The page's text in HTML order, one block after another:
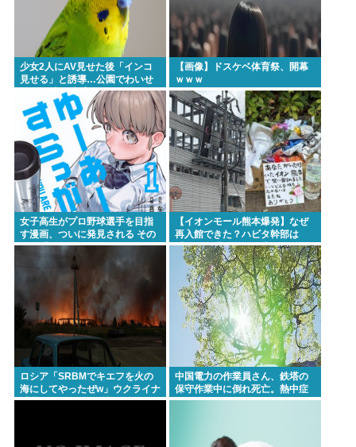
少女2人にAV見せた後「インコ
見せる」と誘導…公園でわいせ
つ 75歳男逮捕
【画像】ドスケベ体育祭、開幕
ｗｗｗ
女子高生がプロ野球選手を目指
す漫画、ついに発見される その
名も「ゆーあーすらっがー」
【イオンモール熊本爆発】なぜ
再入館できた？ハビタ幹部は
「モール職員は引き止めなかっ
た」イオン「運用を徹底できな
かった可能性」
ロシア「SRBMでキエフを火の
海にしてやったぜw」ウクライナ
「我々もSRBMで反撃する
中国電力の作業員さん、鉄塔の
保守作業中に倒れ死亡。熱中症
か